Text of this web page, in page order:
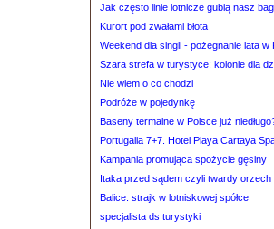
Jak często linie lotnicze gubią nasz
Kurort pod zwałami błota
Weekend dla singli - pożegnanie lata w
Szara strefa w turystyce: kolonie dla
Nie wiem o co chodzi
Podróże w pojedynkę
Baseny termalne w Polsce już
Portugalia 7+7. Hotel Playa Cartaya
Kampania promująca spożycie gęsiny
Itaka przed sądem czyli twardy orzech
Balice: strajk w lotniskowej spółce
specjalista ds turystyki